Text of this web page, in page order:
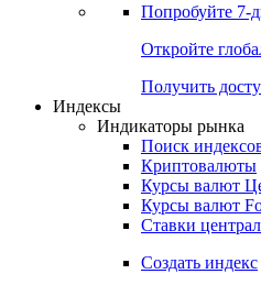
Попробуйте 7-
Откройте
Получить
Индексы
Индикаторы рынка
Поиск
Криптовалюты
Курсы валют
Курсы валют
Ставки
Создать индекс